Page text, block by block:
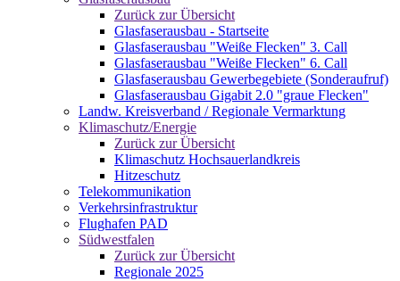
Zurück zur Übersicht
Glasfaserausbau - Startseite
Glasfaserausbau "Weiße Flecken" 3. Call
Glasfaserausbau "Weiße Flecken" 6. Call
Glasfaserausbau Gewerbegebiete (Sonderaufruf)
Glasfaserausbau Gigabit 2.0 "graue Flecken"
Landw. Kreisverband / Regionale Vermarktung
Klimaschutz/Energie
Zurück zur Übersicht
Klimaschutz Hochsauerlandkreis
Hitzeschutz
Telekommunikation
Verkehrsinfrastruktur
Flughafen PAD
Südwestfalen
Zurück zur Übersicht
Regionale 2025